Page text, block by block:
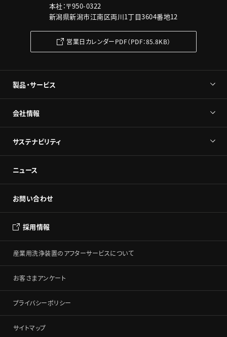
本社：〒950-0322
新潟県新潟市江南区両川1丁目3604番地12
営業日カレンダーPDF（PDF：85.8KB）
製品・サービス
会社情報
サステナビリティ
ニュース
お問い合わせ
採用情報
産業用洗浄装置のアフターサービスについて
お客さまアンケート
プライバシーポリシー
サイトマップ